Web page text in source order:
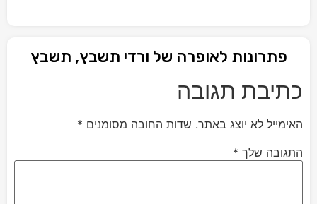
פתרונות לאופרה של ורדי תשבץ, תשבץ
כתיבת תגובה
האימייל לא יוצג באתר. שדות החובה מסומנים *
התגובה שלך *